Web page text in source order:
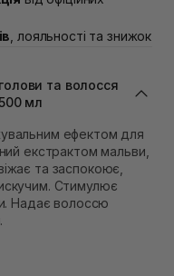
Підстригача, 1В
Бандери 45
Липня, 15
і Гудачека 23 (ТЦ
, лояльності та знижок
та волосся
мл
ефектом для
екстрактом мальви,
та заспокоює,
Стимулює
Надає волоссю